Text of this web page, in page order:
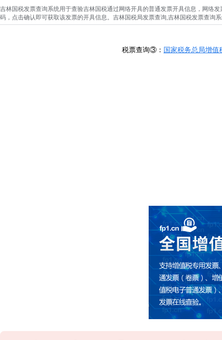
吉林国税发票查询系统用于查验吉林国税通过网络开具的普通发票开具信息，网络
码，点击确认即可获取该发票的开具信息。吉林国税局发票查询,吉林国税发票查询
税票查询③： 国家税务总局增值